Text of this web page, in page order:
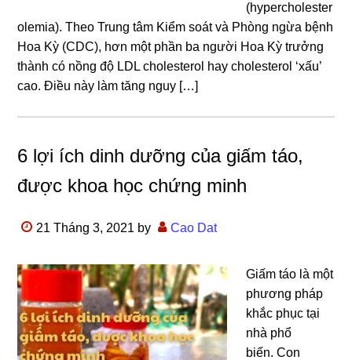
(hypercholester
olemia). Theo Trung tâm Kiểm soát và Phòng ngừa bệnh
Hoa Kỳ (CDC), hơn một phần ba người Hoa Kỳ trưởng
thành có nồng độ LDL cholesterol hay cholesterol ‘xấu’
cao. Điều này làm tăng nguy […]
6 lợi ích dinh dưỡng của giấm táo,
được khoa học chứng minh
21 Tháng 3, 2021 by Cao Dat
Giấm táo là một
phương pháp
khắc phục tại
nhà phổ
biến. Con